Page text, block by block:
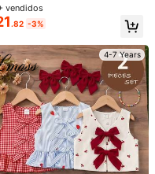
Color: Rosa Fucsia / Talla: 4Y
Útil (0)
Color: Rosa Fucsia / Talla: 7Y
Útil(0)
de corazón y shorts de
elástica, primavera/verano,
de cumpleaños
vendidos
.82 -3%
4-7 Years